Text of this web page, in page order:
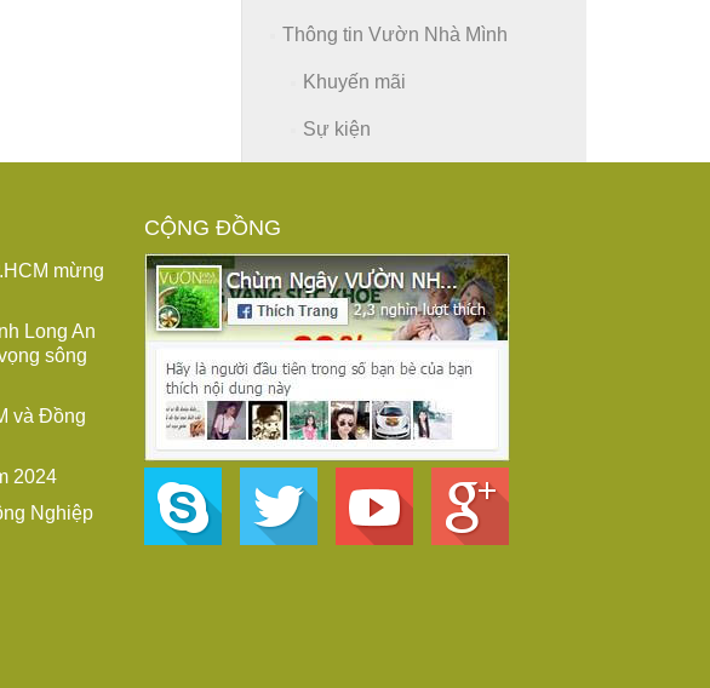
Thông tin Vườn Nhà Mình
Khuyến mãi
Sự kiện
mừng
Long An
sông
và Đồng
2024
Nghiệp
CỘNG ĐỒNG